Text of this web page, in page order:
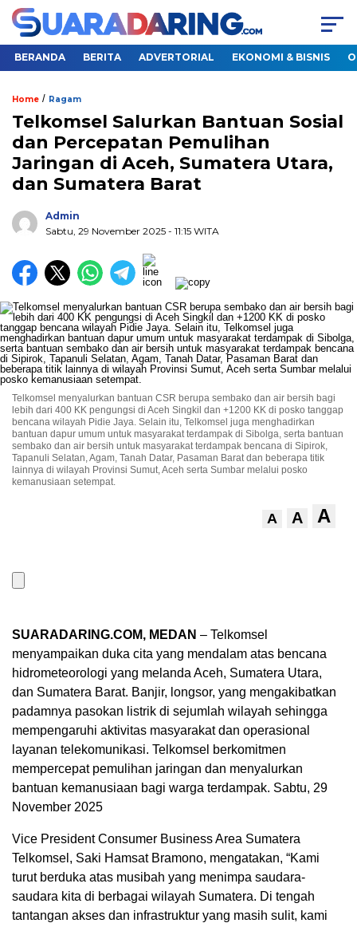
BERANDA BERITA ADVERTORIAL EKONOMI & BISNIS
Home / Ragam
Telkomsel Salurkan Bantuan Sosial
dan Percepatan Pemulihan
Jaringan di Aceh, Sumatera Utara,
dan Sumatera Barat
Admin
Sabtu, 29 November 2025 - 11:15 WITA
Telkomsel menyalurkan bantuan CSR berupa sembako dan air bersih bagi
lebih dari 400 KK pengungsi di Aceh Singkil dan +1200 KK di posko tanggap
bencana wilayah Pidie Jaya. Selain itu, Telkomsel juga menghadirkan
bantuan dapur umum untuk masyarakat terdampak di Sibolga, serta bantuan
sembako dan air bersih untuk masyarakat terdampak bencana di Sipirok,
Tapanuli Selatan, Agam, Tanah Datar, Pasaman Barat dan beberapa titik
lainnya di wilayah Provinsi Sumut, Aceh serta Sumbar melalui posko
kemanusiaan setempat.
A A A
SUARADARING.COM, MEDAN – Telkomsel
menyampaikan duka cita yang mendalam atas bencana
hidrometeorologi yang melanda Aceh, Sumatera Utara,
dan Sumatera Barat. Banjir, longsor, yang mengakibatkan
padamnya pasokan listrik di sejumlah wilayah sehingga
mempengaruhi aktivitas masyarakat dan operasional
layanan telekomunikasi. Telkomsel berkomitmen
mempercepat pemulihan jaringan dan menyalurkan
bantuan kemanusiaan bagi warga terdampak. Sabtu, 29
November 2025
Vice President Consumer Business Area Sumatera
Telkomsel, Saki Hamsat Bramono, mengatakan, “Kami
turut berduka atas musibah yang menimpa saudara-
saudara kita di berbagai wilayah Sumatera. Di tengah
tantangan akses dan infrastruktur yang masih sulit, kami